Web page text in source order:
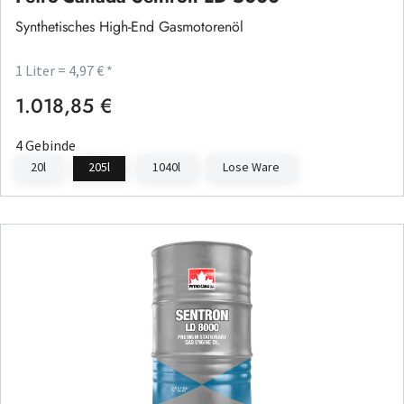
Synthetisches High-End Gasmotorenöl
1 Liter = 4,97 € *
Regulärer Preis:
1.018,85 €
4 Gebinde
20l 205l 1040l Lose Ware